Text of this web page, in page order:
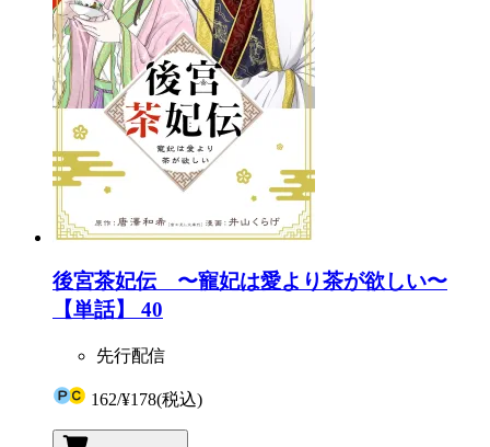
後宮茶妃伝 〜寵妃は愛より茶が欲しい〜
【単話】 40
先行配信
162/¥178(税込)